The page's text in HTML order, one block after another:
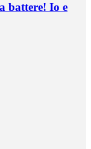
battere! Io e